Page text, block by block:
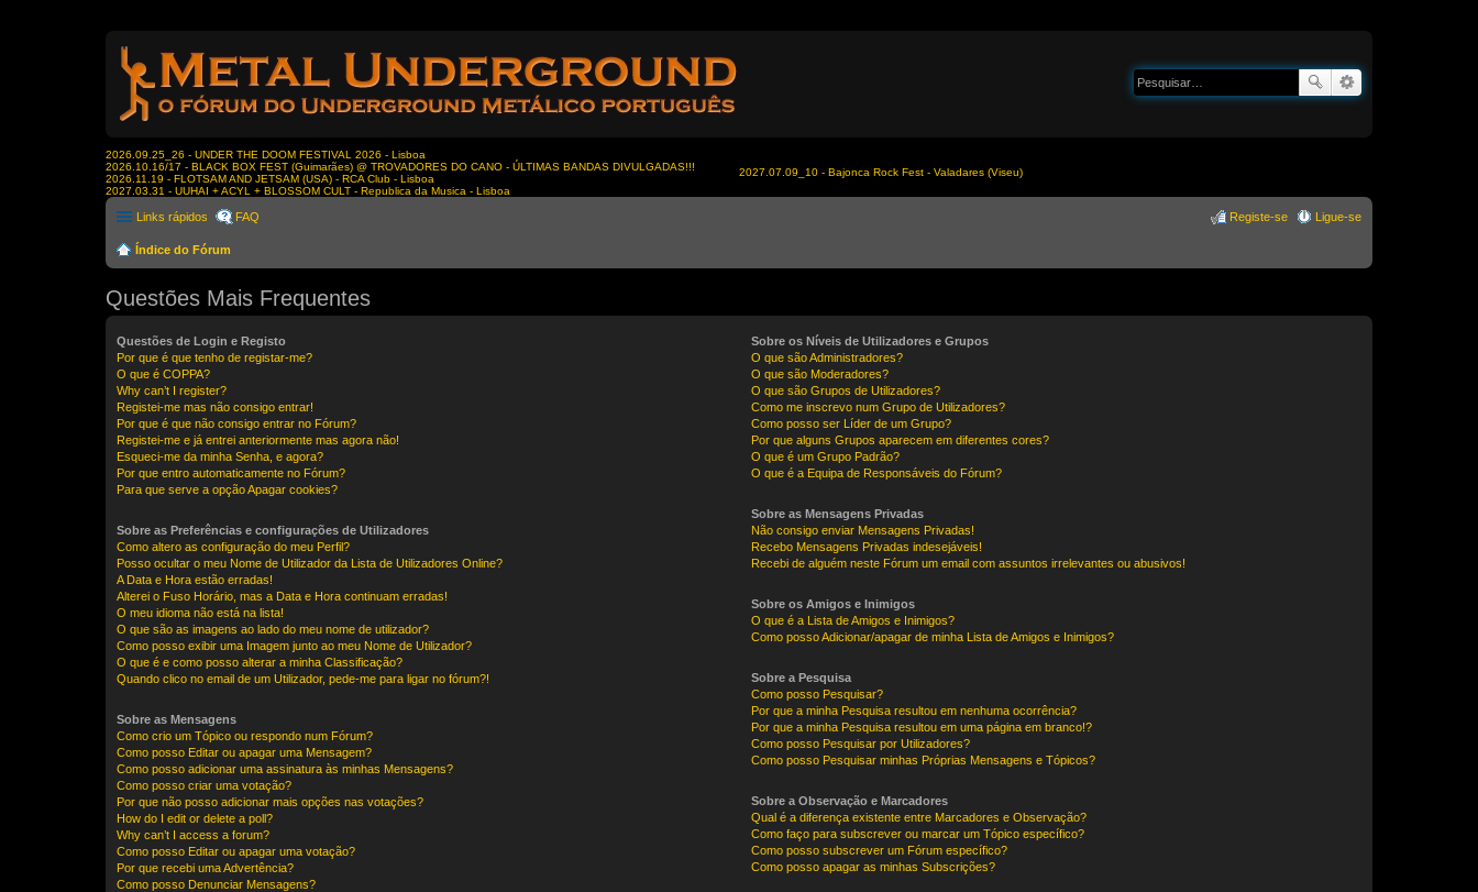
2026.09.25_26 - UNDER THE DOOM FESTIVAL 2026 - Lisboa
2026.10.16/17 - BLACK BOX FEST (Guimarães) @ TROVADORES DO CANO - ÚLTIMAS BANDAS DIVULGADAS!!!
2026.11.19 - FLOTSAM AND JETSAM (USA) - RCA Club - Lisboa
2027.03.31 - UUHAI + ACYL + BLOSSOM CULT - Republica da Musica - Lisboa
2027.07.09_10 - Bajonca Rock Fest - Valadares (Viseu)
Links rápidos FAQ Ligue-se
Registe-se
Índice do Fórum
Questões Mais Frequentes
Questões de Login e Registo
Por que é que tenho de registar-me?
O que é COPPA?
Why can’t I register?
Registei-me mas não consigo entrar!
Por que é que não consigo entrar no Fórum?
Registei-me e já entrei anteriormente mas agora não!
Esqueci-me da minha Senha, e agora?
Por que entro automaticamente no Fórum?
Para que serve a opção Apagar cookies?
Sobre as Preferências e configurações de Utilizadores
Como altero as configuração do meu Perfil?
Posso ocultar o meu Nome de Utilizador da Lista de Utilizadores Online?
A Data e Hora estão erradas!
Alterei o Fuso Horário, mas a Data e Hora continuam erradas!
O meu idioma não está na lista!
O que são as imagens ao lado do meu nome de utilizador?
Como posso exibir uma Imagem junto ao meu Nome de Utilizador?
O que é e como posso alterar a minha Classificação?
Quando clico no email de um Utilizador, pede-me para ligar no fórum?!
Sobre as Mensagens
Como crio um Tópico ou respondo num Fórum?
Como posso Editar ou apagar uma Mensagem?
Como posso adicionar uma assinatura às minhas Mensagens?
Como posso criar uma votação?
Por que não posso adicionar mais opções nas votações?
How do I edit or delete a poll?
Why can’t I access a forum?
Como posso Editar ou apagar uma votação?
Por que recebi uma Advertência?
Como posso Denunciar Mensagens?
Sobre os Níveis de Utilizadores e Grupos
O que são Administradores?
O que são Moderadores?
O que são Grupos de Utilizadores?
Como me inscrevo num Grupo de Utilizadores?
Como posso ser Líder de um Grupo?
Por que alguns Grupos aparecem em diferentes cores?
O que é um Grupo Padrão?
O que é a Equipa de Responsáveis do Fórum?
Sobre as Mensagens Privadas
Não consigo enviar Mensagens Privadas!
Recebo Mensagens Privadas indesejáveis!
Recebi de alguém neste Fórum um email com assuntos irrelevantes ou abusivos!
Sobre os Amigos e Inimigos
O que é a Lista de Amigos e Inimigos?
Como posso Adicionar/apagar de minha Lista de Amigos e Inimigos?
Sobre a Pesquisa
Como posso Pesquisar?
Por que a minha Pesquisa resultou em nenhuma ocorrência?
Por que a minha Pesquisa resultou em uma página em branco!?
Como posso Pesquisar por Utilizadores?
Como posso Pesquisar minhas Próprias Mensagens e Tópicos?
Sobre a Observação e Marcadores
Qual é a diferença existente entre Marcadores e Observação?
Como faço para subscrever ou marcar um Tópico específico?
Como posso subscrever um Fórum específico?
Como posso apagar as minhas Subscrições?